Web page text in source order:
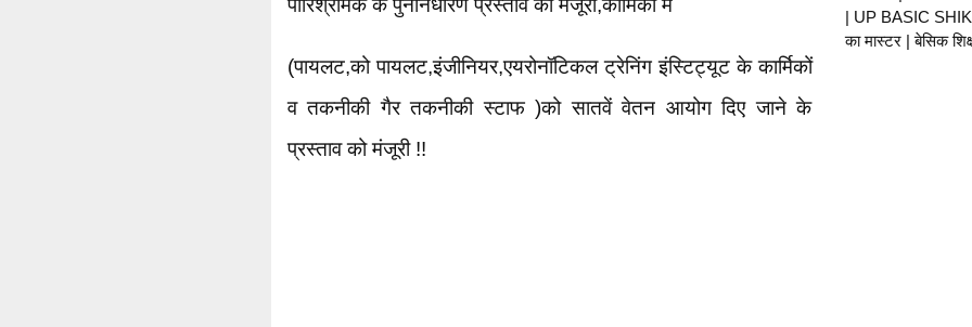
(पायलट,को पायलट,इंजीनियर,एयरोनॉटिकल ट्रेनिंग इंस्टिट्यूट के कार्मिकों
व तकनीकी गैर तकनीकी स्टाफ )को सातवें वेतन आयोग दिए जाने के
प्रस्ताव को मंजूरी !!
| UP BASIC
का मास्टर | बेसिक